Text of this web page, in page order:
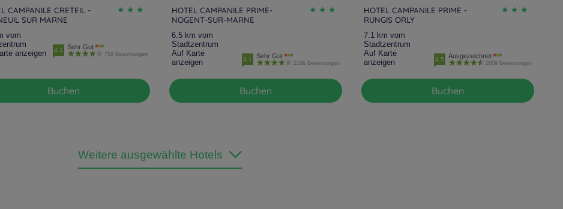
CAMPANILE CRETEIL -
SUR MARNE
vom
anzeigen
4.1 Sehr Gut
759 Bewertungen
Buchen
HOTEL CAMPANILE PRIME-
NOGENT-SUR-MARNE
6.5 km vom
Stadtzentrum
Auf Karte
anzeigen
4.1 Sehr Gut
2166 Bewertungen
Buchen
HOTEL CAMPANILE PRIME -
RUNGIS ORLY
7.1 km vom
Stadtzentrum
Auf Karte
anzeigen
4.5 Ausgezeichnet
2009 Bewertungen
Buchen
Weitere ausgewählte Hotels